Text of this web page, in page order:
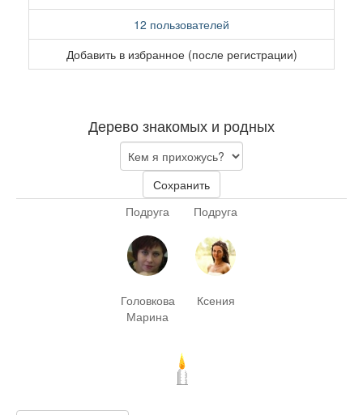
12 пользователей
Добавить в избранное (после регистрации)
Дерево знакомых и родных
Сохранить
Подруга
Головкова
Марина
Подруга
Ксения